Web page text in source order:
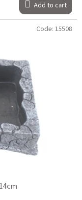
Add to cart
Code: 15508